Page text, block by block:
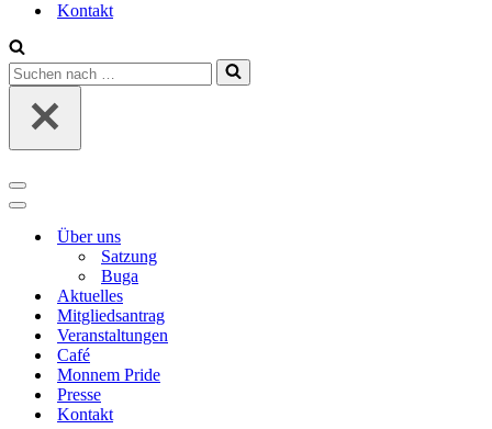
Kontakt
Suchen
nach …
Navigations-
Menü
Navigations-
Über uns
Satzung
Buga
Aktuelles
Mitgliedsantrag
Veranstaltungen
Café
Monnem Pride
Presse
Kontakt